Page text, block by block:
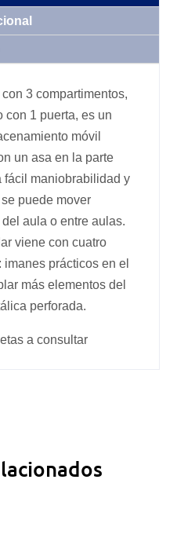
3 compartimentos,
con 1 puerta, es un
móvil
un asa en la parte
fácil maniobrabilidad y
puede mover
aula o entre aulas.
viene con cuatro
prácticos en el
más elementos del
perforada.
a consultar